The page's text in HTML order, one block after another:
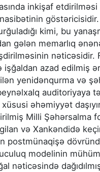
inkişaf etdirilməsi
kimi, bu
gələn memarlıq
nəticəsidir.
işğaldan azad edilmiş
yenidənqurma və
auditoriyaya
xüsusi əhəmiyyət
Milli Şəhərsalma
və Xankəndidə
postmünaqişə
modelinin
nəticəsində